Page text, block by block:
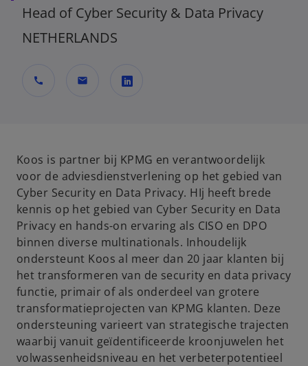
Head of Cyber Security & Data Privacy
NETHERLANDS
call mail
n
s
i
n
a
n
e
w
t
a
b
Koos is partner bij KPMG en verantwoordelijk
voor de adviesdienstverlening op het gebied van
Cyber Security en Data Privacy. HIj heeft brede
kennis op het gebied van Cyber Security en Data
Privacy en hands-on ervaring als CISO en DPO
binnen diverse multinationals. Inhoudelijk
ondersteunt Koos al meer dan 20 jaar klanten bij
het transformeren van de security en data privacy
functie, primair of als onderdeel van grotere
transformatieprojecten van KPMG klanten. Deze
ondersteuning varieert van strategische trajecten
waarbij vanuit geïdentificeerde kroonjuwelen het
volwassenheidsniveau en het verbeterpotentieel